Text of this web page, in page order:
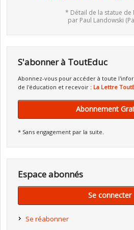
* Détail de la statue de
par Paul Landowski
S'abonner à ToutEduc
Abonnez-vous pour accéder à toute
de l'éducation et recevoir : La Lettre
Abonnement
* Sans engagement par la suite.
Espace abonnés
Se
Se réabonner